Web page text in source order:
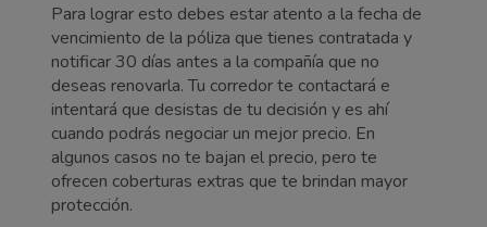
Para lograr esto debes estar atento a la fecha de
vencimiento de la póliza que tienes contratada y
notificar 30 días antes a la compañía que no
deseas renovarla. Tu corredor te contactará e
intentará que desistas de tu decisión y es ahí
cuando podrás negociar un mejor precio. En
algunos casos no te bajan el precio, pero te
ofrecen coberturas extras que te brindan mayor
protección.